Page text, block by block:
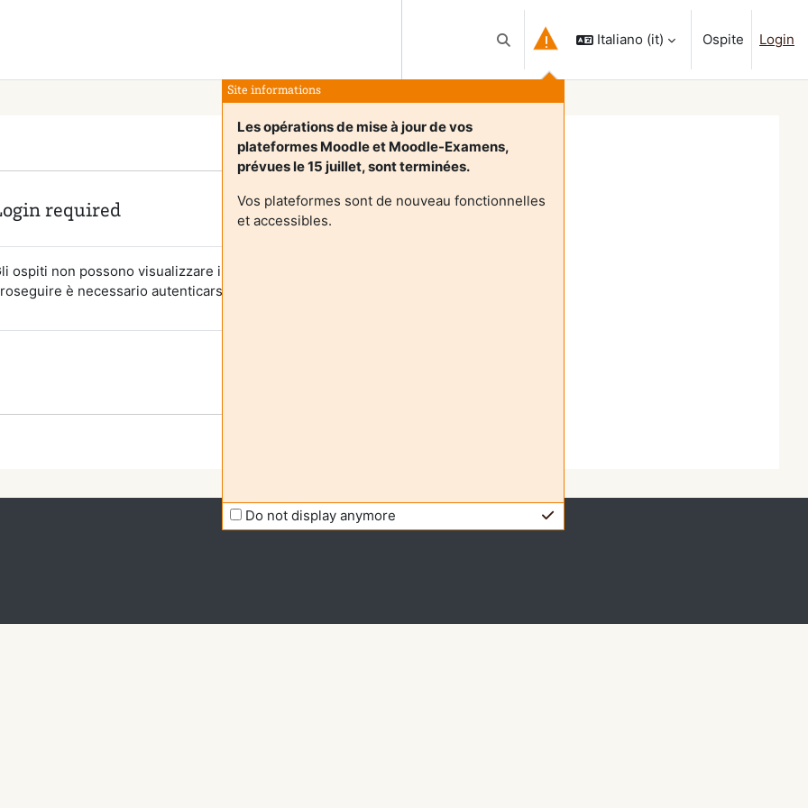
Attiva/disattiva input di ricerca
Site informations
Les opérations de mise à jour de vos
plateformes Moodle et Moodle-Examens,
prévues le 15 juillet, sont terminées.
Vos plateformes sont de nouveau fonctionnelles
et accessibles.
Do not display anymore
Italiano ‎(it)‎ Ospite Login
required
ospiti non possono visualizzare i profili degli utenti. Per
è necessario autenticarsi.